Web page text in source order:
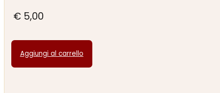
€ 5,00
Aggiungi al carrello